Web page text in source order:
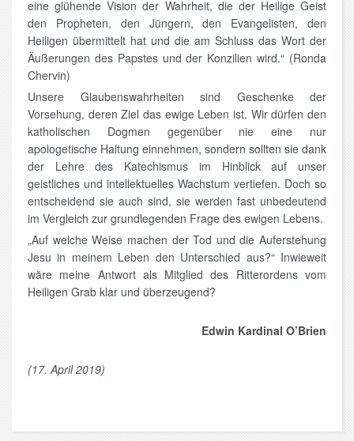
eine glühende Vision der Wahrheit, die der Heilige Geist
den Propheten, den Jüngern, den Evangelisten, den
Heiligen übermittelt hat und die am Schluss das Wort der
Äußerungen des Papstes und der Konzilien wird.“ (Ronda
Chervin)
Unsere Glaubenswahrheiten sind Geschenke der
Vorsehung, deren Ziel das ewige Leben ist. Wir dürfen den
katholischen Dogmen gegenüber nie eine nur
apologetische Haltung einnehmen, sondern sollten sie dank
der Lehre des Katechismus im Hinblick auf unser
geistliches und intellektuelles Wachstum vertiefen. Doch so
entscheidend sie auch sind, sie werden fast unbedeutend
im Vergleich zur grundlegenden Frage des ewigen Lebens.
„Auf welche Weise machen der Tod und die Auferstehung
Jesu in meinem Leben den Unterschied aus?“ Inwieweit
wäre meine Antwort als Mitglied des Ritterordens vom
Heiligen Grab klar und überzeugend?
Edwin Kardinal O’Brien
(17. April 2019)